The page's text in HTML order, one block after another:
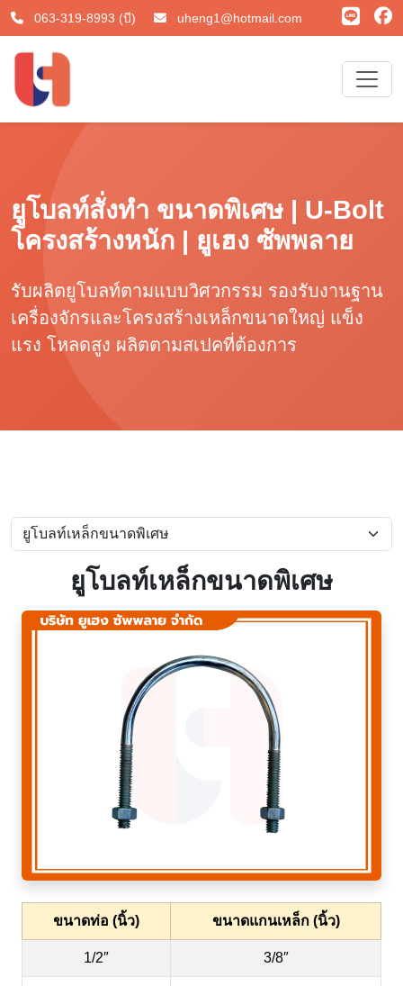
063-319-8993 (บี) uheng1@hotmail.com
ยูโบลท์สั่งทำ ขนาดพิเศษ | U-Bolt
โครงสร้างหนัก | ยูเฮง ซัพพลาย
รับผลิตยูโบลท์ตามแบบวิศวกรรม รองรับงานฐาน
เครื่องจักรและโครงสร้างเหล็กขนาดใหญ่ แข็ง
แรง โหลดสูง ผลิตตามสเปคที่ต้องการ
ยูโบลท์เหล็กขนาดพิเศษ
ขนาดท่อ (นิ้ว) ขนาดแกนเหล็ก (นิ้ว)
1/2″ 3/8″